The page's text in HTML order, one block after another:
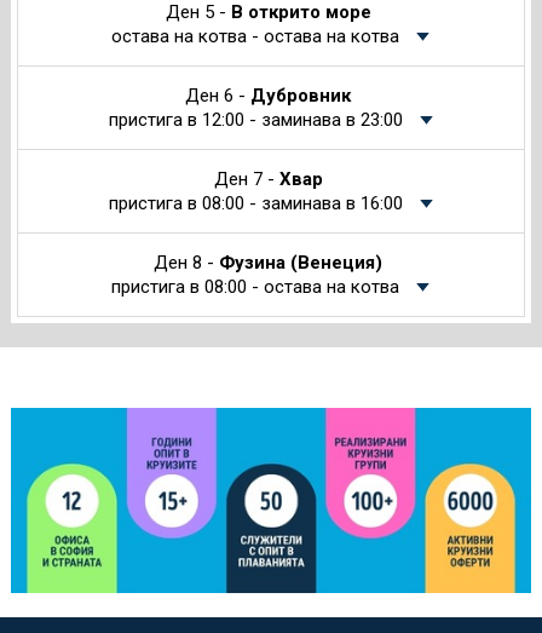
Ден 5 - В открито море
остава на котва - остава на котва
Ден 6 - Дубровник
пристига в 12:00 - заминава в 23:00
Ден 7 - Хвар
пристига в 08:00 - заминава в 16:00
Ден 8 - Фузина (Венеция)
пристига в 08:00 - остава на котва